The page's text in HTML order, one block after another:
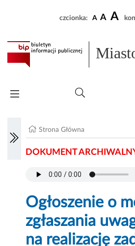
czcionka: A A A
Strona Główna
DOKUMENT
Ogłoszenie o
zgłaszania
na realizację